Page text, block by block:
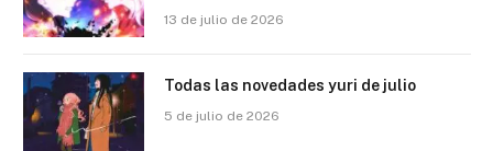
13 de julio de 2026
Todas las novedades yuri de julio
5 de julio de 2026